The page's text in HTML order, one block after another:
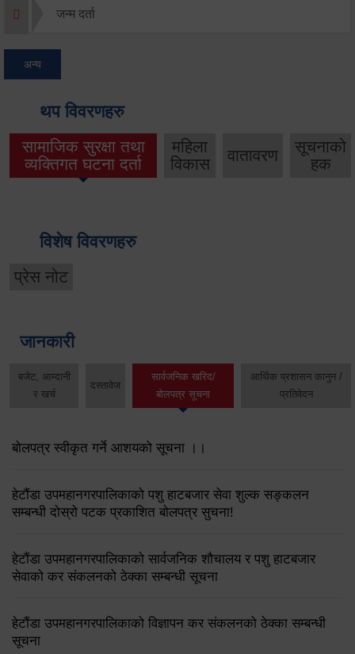
जन्म दर्ता
अन्य
थप विवरणहरु
सामाजिक सुरक्षा तथा
व्यक्तिगत घटना दर्ता
महिला
विकास
वातावरण
सूचनाको
हक
विशेष विवरणहरु
प्रेस नोट
जानकारी
बजेट, आम्दानी
र खर्च
दस्तावेज
सार्वजनिक खरिद/
बोलपत्र सूचना
आर्थिक प्रशासन कानुन /
प्रतिवेदन
बोलपत्र स्वीकृत गर्ने आशयको सूचना ।।
हेटौंडा उपमहानगरपालिकाको पशु हाटबजार सेवा शुल्क सङ्कलन
सम्बन्धी दोस्रो पटक प्रकाशित बोलपत्र सुचना!
हेटौंडा उपमहानगरपालिकाको सार्वजनिक शौचालय र पशु हाटबजार
सेवाको कर संकलनको ठेक्‍का सम्बन्धी सूचना
हेटौंडा उपमहानगरपालिकाको विज्ञापन कर संकलनको ठेक्‍का सम्बन्धी
सूचना